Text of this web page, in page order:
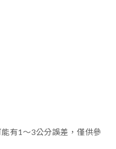
能有1～3公分誤差，僅供參